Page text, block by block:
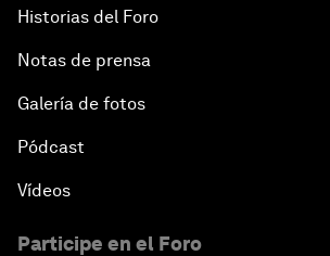
Historias del Foro
Notas de prensa
Galería de fotos
Pódcast
Vídeos
Participe en el Foro